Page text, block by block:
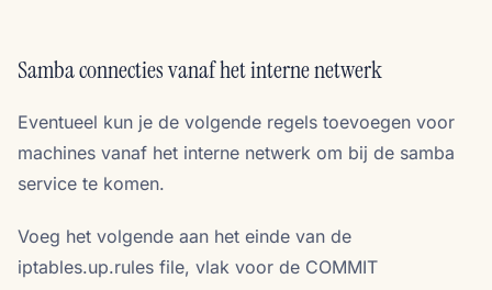
Samba connecties vanaf het interne netwerk
Eventueel kun je de volgende regels toevoegen voor
machines vanaf het interne netwerk om bij de samba
service te komen.
Voeg het volgende aan het einde van de
iptables.up.rules file, vlak voor de COMMIT